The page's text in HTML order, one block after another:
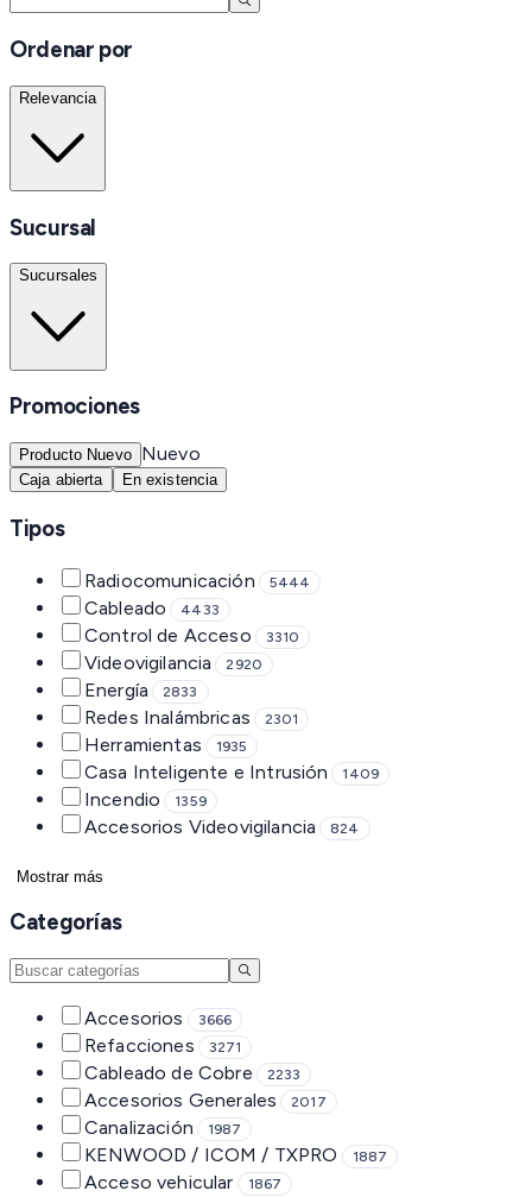
Ordenar por
Relevancia
Sucursal
Sucursales
Promociones
Producto Nuevo Nuevo
Caja abierta En existencia
Tipos
Radiocomunicación 5444
Cableado 4433
Control de Acceso 3310
Videovigilancia 2920
Energía 2833
Redes Inalámbricas 2301
Herramientas 1935
Casa Inteligente e Intrusión 1409
Incendio 1359
Accesorios Videovigilancia 824
Mostrar más
Categorías
Accesorios 3666
Refacciones 3271
Cableado de Cobre 2233
Accesorios Generales 2017
Canalización 1987
KENWOOD / ICOM / TXPRO 1887
Acceso vehicular 1867